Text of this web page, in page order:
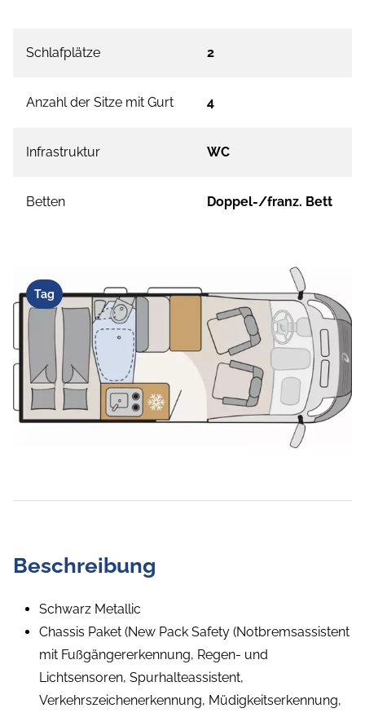
Schlafplätze 2
Anzahl der Sitze mit Gurt 4
Infrastruktur WC
Betten Doppel-/franz. Bett
Tag
Beschreibung
Schwarz Metallic
Chassis Paket (New Pack Safety (Notbremsassistent
mit Fußgängererkennung, Regen- und
Lichtsensoren, Spurhalteassistent,
Verkehrszeichenerkennung, Müdigkeitserkennung,